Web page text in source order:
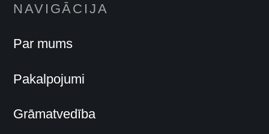
NAVIGĀCIJA
Par mums
Pakalpojumi
Grāmatvedība